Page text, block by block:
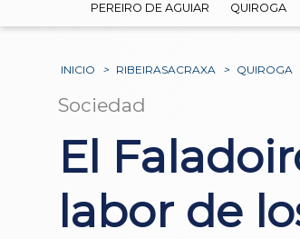
PEREIRO DE AGUIAR
QUIROGA
INICIO > RIBEIRASACRAXA > QUIROGA
Sociedad
El
labor de